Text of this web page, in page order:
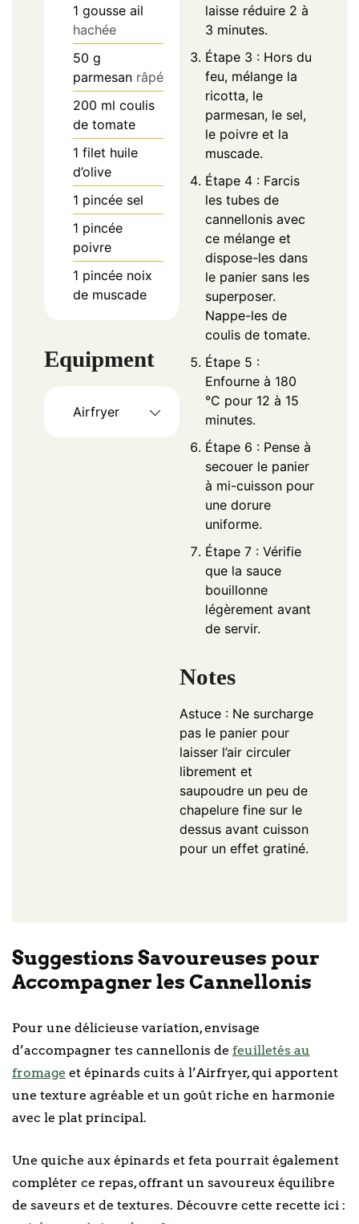
1 gousse ail
hachée
50 g
parmesan râpé
200 ml coulis
de tomate
1 filet huile
d’olive
1 pincée sel
1 pincée
poivre
1 pincée noix
de muscade
Equipment
Airfryer
laisse réduire 2 à
3 minutes.
Étape 3 : Hors du
feu, mélange la
ricotta, le
parmesan, le sel,
le poivre et la
muscade.
Étape 4 : Farcis
les tubes de
cannellonis avec
ce mélange et
dispose-les dans
le panier sans les
superposer.
Nappe-les de
coulis de tomate.
Étape 5 :
Enfourne à 180
°C pour 12 à 15
minutes.
Étape 6 : Pense à
secouer le panier
à mi-cuisson pour
une dorure
uniforme.
Étape 7 : Vérifie
que la sauce
bouillonne
légèrement avant
de servir.
Notes
Astuce : Ne surcharge
pas le panier pour
laisser l’air circuler
librement et
saupoudre un peu de
chapelure fine sur le
dessus avant cuisson
pour un effet gratiné.
Suggestions Savoureuses pour
Accompagner les Cannellonis
Pour une délicieuse variation, envisage
d’accompagner tes cannellonis de feuilletés au
fromage et épinards cuits à l’Airfryer, qui apportent
une texture agréable et un goût riche en harmonie
avec le plat principal.
Une quiche aux épinards et feta pourrait également
compléter ce repas, offrant un savoureux équilibre
de saveurs et de textures. Découvre cette recette ici :